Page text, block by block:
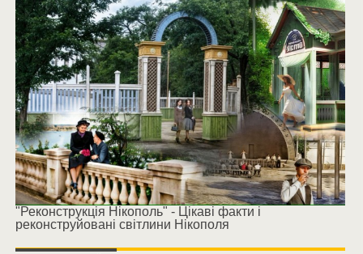
"Реконструкція Нікополь" - Цікаві факти і
реконструйовані світлини Нікополя